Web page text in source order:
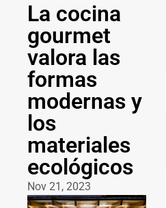
La cocina
gourmet
valora las
formas
modernas y
los
materiales
ecológicos
Nov 21, 2023